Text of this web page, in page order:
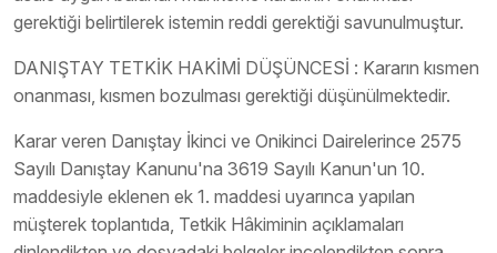
gerektiği belirtilerek istemin reddi gerektiği savunulmuştur.
DANIŞTAY TETKİK HAKİMİ DÜŞÜNCESİ : Kararın kısmen
onanması, kısmen bozulması gerektiği düşünülmektedir.
Karar veren Danıştay İkinci ve Onikinci Dairelerince 2575
Sayılı Danıştay Kanunu'na 3619 Sayılı Kanun'un 10.
maddesiyle eklenen ek 1. maddesi uyarınca yapılan
müşterek toplantıda, Tetkik Hâkiminin açıklamaları